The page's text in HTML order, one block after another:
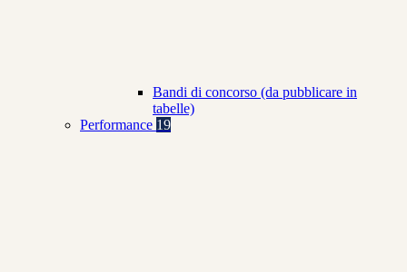
Bandi di concorso (da pubblicare in
tabelle)
Performance 19